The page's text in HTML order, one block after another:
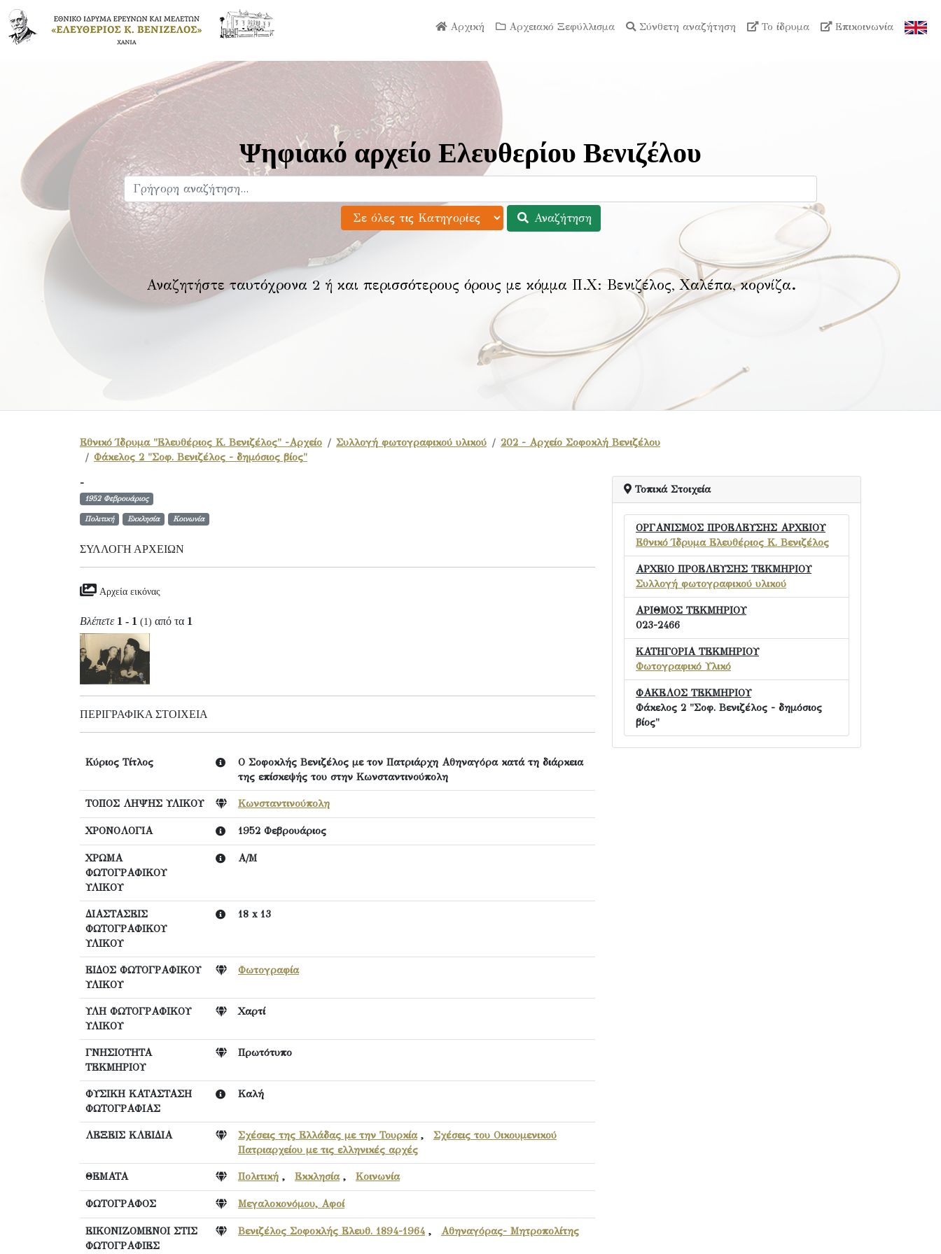
Αρχική Αρχειακό Ξεφύλλισμα Σύνθετη αναζήτηση Το ίδρυμα Επικοινωνία
Ψηφιακό αρχείο Ελευθερίου Βενιζέλου
Αναζήτηση
Αναζητήστε ταυτόχρονα 2 ή και περισσότερους όρους με κόμμα Π.Χ: Βενιζέλος, Χαλέπα, κορνίζα.
Εθνικό Ίδρυμα "Ελευθέριος Κ. Βενιζέλος" -Αρχείο Συλλογή φωτογραφικού υλικού
202 - Αρχείο Σοφοκλή Βενιζέλου
Φάκελος 2 "Σοφ. Βενιζέλος - δημόσιος βίος"
-
1952 Φεβρουάριος
Πολιτική Εκκλησία Κοινωνία
ΣΥΛΛΟΓΉ ΑΡΧΕΊΩΝ
Αρχεία εικόνας
Βλέπετε 1 - 1 (1) από τα 1
ΠΕΡΙΓΡΑΦΙΚΆ ΣΤΟΙΧΕΊΑ
Κύριος Τίτλος
Ο Σοφοκλής Βενιζέλος με τον Πατριάρχη Αθηναγόρα κατά τη διάρκεια
της επίσκεψής του στην Κωνσταντινούπολη
ΤΟΠΟΣ ΛΗΨΗΣ ΥΛΙΚΟΥ Κωνσταντινούπολη
ΧΡΟΝΟΛΟΓΙΑ 1952 Φεβρουάριος
ΧΡΩΜΑ
ΦΩΤΟΓΡΑΦΙΚΟΥ
ΥΛΙΚΟΥ
Α/Μ
ΔΙΑΣΤΑΣΕΙΣ
ΦΩΤΟΓΡΑΦΙΚΟΥ
ΥΛΙΚΟΥ
18 x 13
ΕΙΔΟΣ ΦΩΤΟΓΡΑΦΙΚΟΥ
ΥΛΙΚΟΥ
Φωτογραφία
ΥΛΗ ΦΩΤΟΓΡΑΦΙΚΟΥ
ΥΛΙΚΟΥ
Χαρτί
ΓΝΗΣΙΟΤΗΤΑ
ΤΕΚΜΗΡΙΟΥ
Πρωτότυπο
ΦΥΣΙΚΗ ΚΑΤΑΣΤΑΣΗ
ΦΩΤΟΓΡΑΦΙΑΣ
Καλή
ΛΕΞΕΙΣ ΚΛΕΙΔΙΑ Σχέσεις της Ελλάδας με την Τουρκία, Σχέσεις του Οικουμενικού
Πατριαρχείου με τις ελληνικές αρχές
ΘΕΜΑΤΑ Πολιτική , Εκκλησία, Κοινωνία
ΦΩΤΟΓΡΑΦΟΣ Μεγαλοκονόμου, Αφοί
ΕΙΚΟΝΙΖΟΜΕΝΟΙ ΣΤΙΣ
ΦΩΤΟΓΡΑΦΙΕΣ
Βενιζέλος Σοφοκλής Ελευθ. 1894-1964 , Αθηναγόρας- Μητροπολίτης
Τοπικά Στοιχεία
ΟΡΓΑΝΙΣΜΟΣ ΠΡΟΕΛΕΥΣΗΣ ΑΡΧΕΙΟΥ
Εθνικό Ίδρυμα Ελευθέριος Κ. Βενιζέλος
ΑΡΧΕΙΟ ΠΡΟΕΛΕΥΣΗΣ ΤΕΚΜΗΡΙΟΥ
Συλλογή φωτογραφικού υλικού
ΑΡΙΘΜΟΣ ΤΕΚΜΗΡΙΟΥ
023-2466
ΚΑΤΗΓΟΡΙΑ ΤΕΚΜΗΡΙΟΥ
Φωτογραφικό Υλικό
ΦΑΚΕΛΟΣ ΤΕΚΜΗΡΙΟΥ
Φάκελος 2 "Σοφ. Βενιζέλος - δημόσιος
βίος"